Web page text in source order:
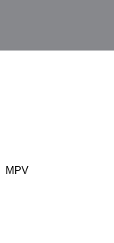
MPV